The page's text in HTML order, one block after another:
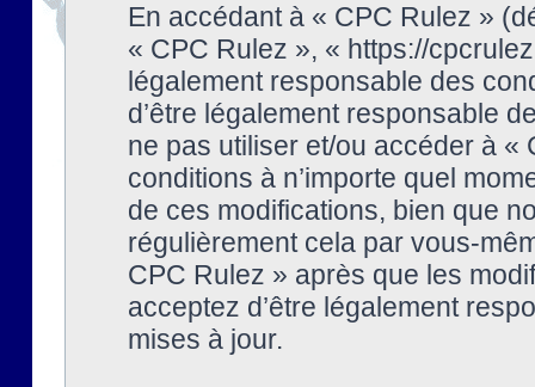
En accédant à « CPC Rulez »
« CPC Rulez », « https://
légalement responsable des
d’être légalement responsable
ne pas utiliser et/ou accéder à
conditions à n’importe quel
de ces modifications, bien que
régulièrement cela par vous-
CPC Rulez » après que les
acceptez d’être légalement
mises à jour.